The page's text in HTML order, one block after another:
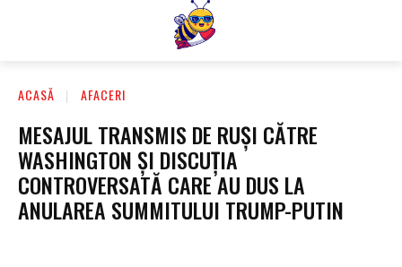
ACASĂ AFACERI
MESAJUL TRANSMIS DE RUȘI CĂTRE
WASHINGTON ȘI DISCUȚIA
CONTROVERSATĂ CARE AU DUS LA
ANULAREA SUMMITULUI TRUMP-PUTIN